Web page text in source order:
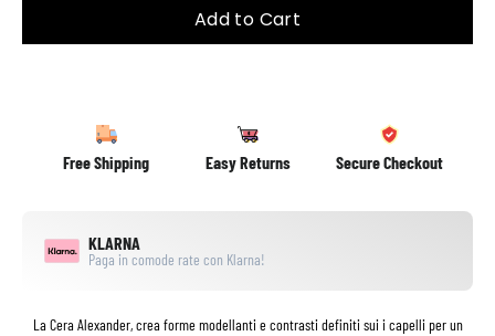
Add to Cart
Free Shipping Easy Returns Secure Checkout
KLARNA
Paga in comode rate con Klarna!
La Cera Alexander, crea forme modellanti e contrasti definiti sui i capelli per un